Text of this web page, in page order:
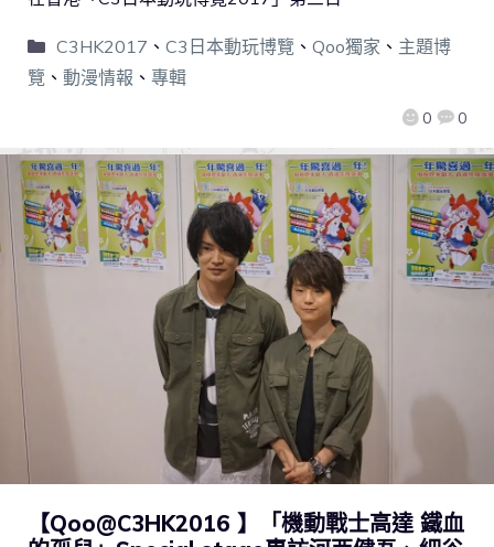
0 0
C3HK2017 、 C3日本動玩博覽 、 Qoo獨家 、 主題博
覽 、 動漫情報 、 專輯
【Qoo@C3HK2016 】「機動戰士高達 鐵血